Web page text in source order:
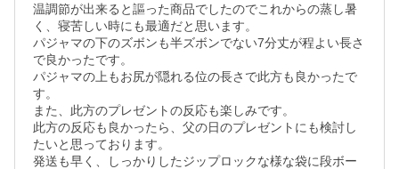
温調節が出来ると謳った商品でしたのでこれからの蒸し暑
く、寝苦しい時にも最適だと思います。
パジャマの下のズボンも半ズボンでない7分丈が程よい長さ
で良かったです。
パジャマの上もお尻が隠れる位の長さで此方も良かったで
す。
また、此方のプレゼントの反応も楽しみです。
此方の反応も良かったら、父の日のプレゼントにも検討し
たいと思っております。
発送も早く、しっかりしたジップロックな様な袋に段ボー